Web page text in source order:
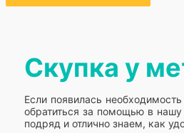
Скупка у
Если появилась
обратиться за помощью в
подряд и отлично знаем, как